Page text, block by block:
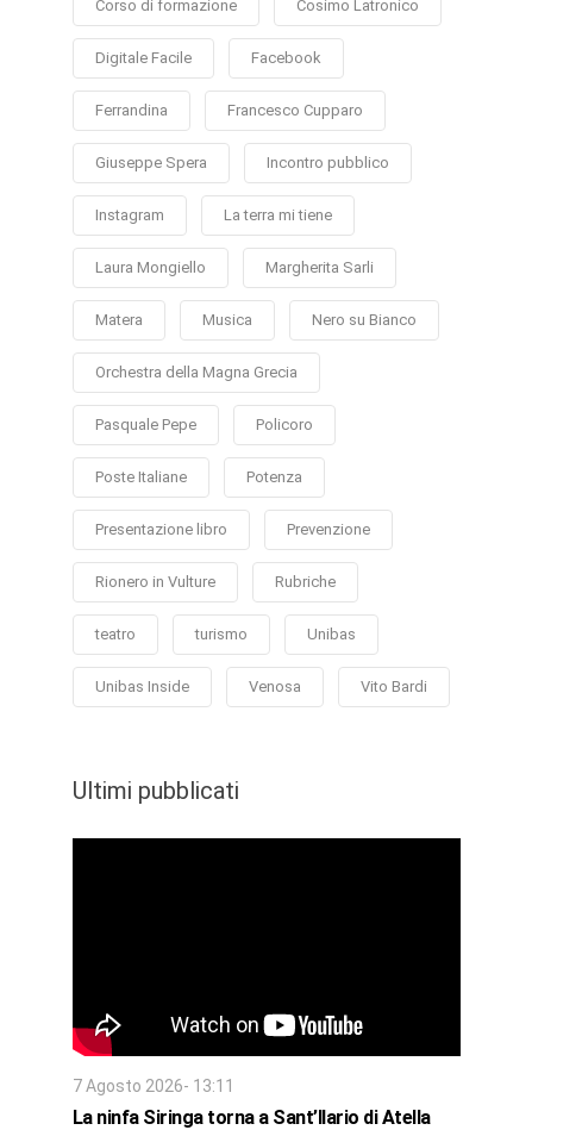
Corso di formazione Cosimo Latronico
Digitale Facile Facebook
Ferrandina Francesco Cupparo
Giuseppe Spera Incontro pubblico
Instagram La terra mi tiene
Laura Mongiello Margherita Sarli
Matera Musica Nero su Bianco
Orchestra della Magna Grecia
Pasquale Pepe Policoro
Poste Italiane Potenza
Presentazione libro Prevenzione
Rionero in Vulture Rubriche
teatro turismo Unibas
Unibas Inside Venosa Vito Bardi
Ultimi pubblicati
7 Agosto 2026- 13:11
La ninfa Siringa torna a Sant’Ilario di Atella